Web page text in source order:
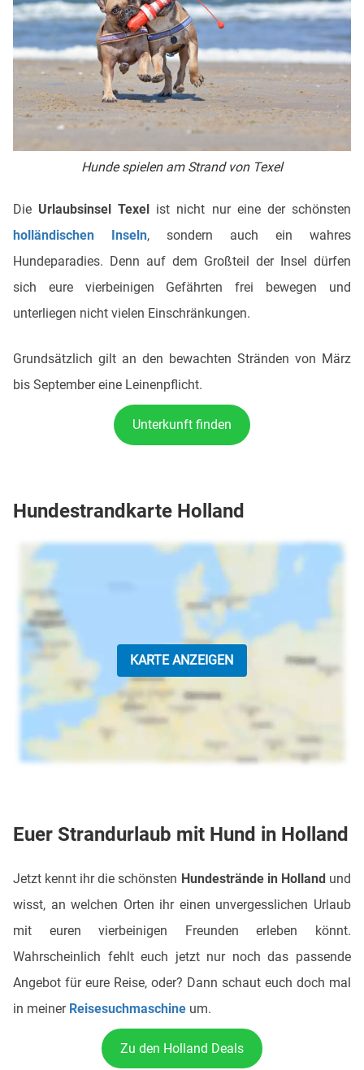
Hunde spielen am Strand von Texel
Die Urlaubsinsel Texel
ist nicht nur eine der schönsten
holländischen Inseln, sondern auch ein wahres
Hundeparadies. Denn auf dem Großteil der Insel dürfen
sich eure vierbeinigen Gefährten frei bewegen und
unterliegen nicht vielen Einschränkungen.
Grundsätzlich gilt an den bewachten Stränden von März
bis September eine Leinenpflicht.
Unterkunft finden
Hundestrandkarte Holland
KARTE ANZEIGEN
Euer Strandurlaub mit Hund in Holland
Jetzt kennt ihr die schönsten Hundestrände in Hollandund
wisst, an welchen Orten ihr einen unvergesslichen Urlaub
mit euren vierbeinigen Freunden erleben könnt.
Wahrscheinlich fehlt euch jetzt nur noch das passende
Angebot für eure Reise, oder? Dann schaut euch doch mal
in meiner Reisesuchmaschine um.
Zu den Holland Deals